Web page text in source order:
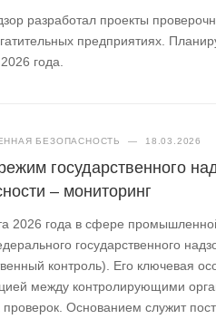
разработал проекты
предприятиях.
года.
БЕЗОПАСНОСТЬ — 18.03.2026
государственного
– мониторинг
2026 года в сфере
государственного
контроль). Его ключевая
между контролирующими
Основанием служит